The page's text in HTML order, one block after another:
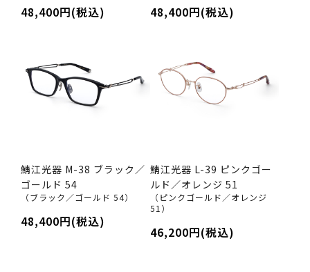
48,400円(税込) 48,400円(税込)
鯖江光器 M-38 ブラック／
ゴールド 54
（ブラック／ゴールド 54）
48,400円(税込)
鯖江光器 L-39 ピンクゴー
ルド／オレンジ 51
（ピンクゴールド／オレンジ
51）
46,200円(税込)